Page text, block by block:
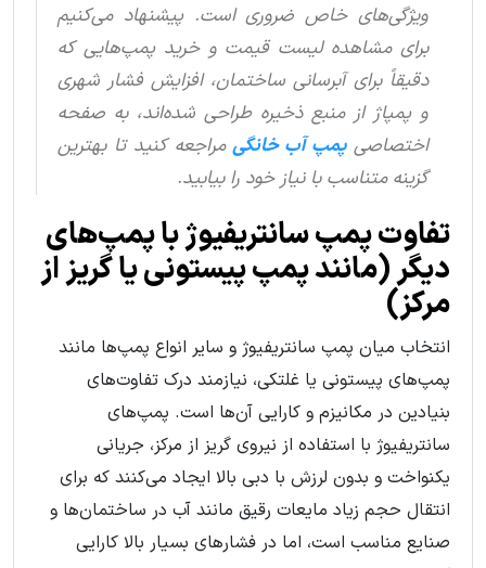
ویژگی‌های خاص ضروری است. پیشنهاد می‌کنیم
برای مشاهده لیست قیمت و خرید پمپ‌هایی که
دقیقاً برای آبرسانی ساختمان، افزایش فشار شهری
و پمپاژ از منبع ذخیره طراحی شده‌اند، به صفحه
اختصاصیپمپ آب خانگیمراجعه کنید تا بهترین
گزینه متناسب با نیاز خود را بیابید.
تفاوت پمپ سانتریفیوژ با پمپ‌های
دیگر (مانند پمپ پیستونی یا گریز از
مرکز)
انتخاب میان پمپ سانتریفیوژ و سایر انواع پمپ‌ها مانند
پمپ‌های پیستونی یا غلتکی، نیازمند درک تفاوت‌های
بنیادین در مکانیزم و کارایی آن‌ها است. پمپ‌های
سانتریفیوژ با استفاده از نیروی گریز از مرکز، جریانی
یکنواخت و بدون لرزش با دبی بالا ایجاد می‌کنند که برای
انتقال حجم زیاد مایعات رقیق مانند آب در ساختمان‌ها و
صنایع مناسب است، اما در فشارهای بسیار بالا کارایی